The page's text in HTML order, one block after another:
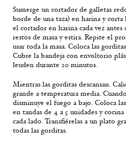
Sumerge un cortador de galletas
borde de una taza) en harina y corta
el cortador en harina cada vez antes
restos de masa y estira. Repite el
usar toda la masa. Coloca las
Cubre la bandeja con envoltorio
leuden durante 20 minutos.
Mientras las gorditas descansan.
grande a temperatura media.
disminuye el fuego a bajo. Coloca
en tandas de 4 a 5 unidades y
cada lado. Transfiérelas a un plato
todas las gorditas.